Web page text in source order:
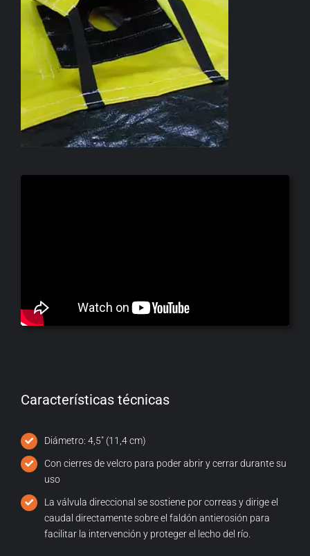
Características técnicas
Diámetro: 4,5″ (11,4 cm)
Con cierres de velcro para poder abrir y cerrar durante su
uso
La válvula direccional se sostiene por correas y dirige el
caudal directamente sobre el faldón antierosión para
facilitar la intervención y proteger el lecho del río.